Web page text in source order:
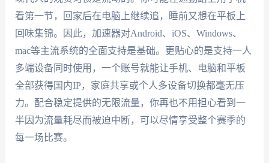
看第一节，回家后在电脑上继续追，睡前又想在平板上
回味集锦。因此，加速器对Android、iOS、Windows、
mac等主流系统的全面支持是基础。更贴心的是支持一人
多端设备同时使用，一个账号就能让手机、电脑和平板
全部获得国内IP，家庭共享或个人多设备切换都毫无压
力。配合稳定提供的无限流量，你再也不用担心看到一
半因为流量耗尽而被迫中断，可以尽情享受整个赛季的
每一场比赛。